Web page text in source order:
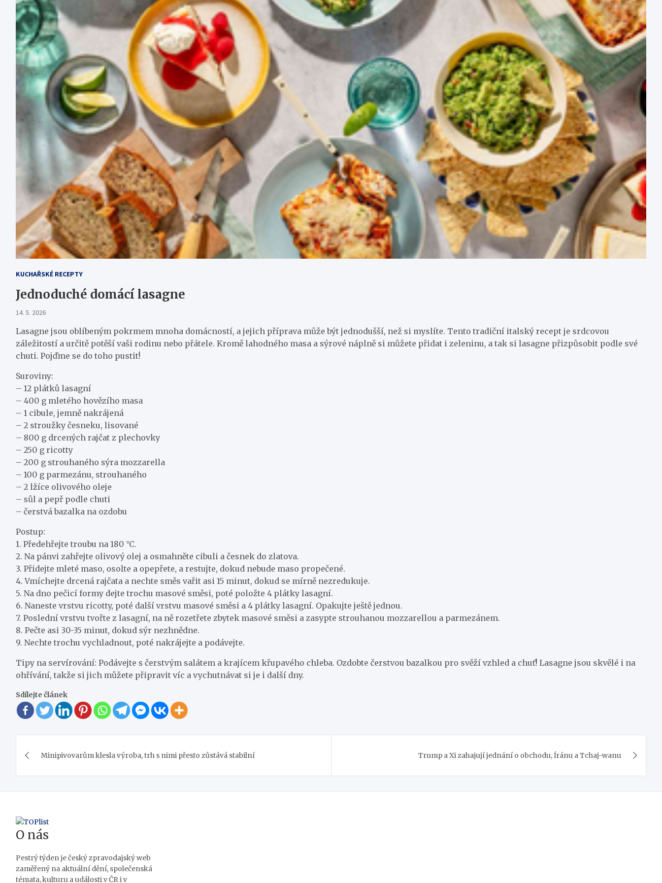
KUCHAŘSKÉ RECEPTY
Jednoduché domácí lasagne
14. 5. 2026
Lasagne jsou oblíbeným pokrmem mnoha domácností, a jejich příprava může být jednodušší, než si myslíte. Tento tradiční italský recept je srdcovou
záležitostí a určitě potěší vaši rodinu nebo přátele. Kromě lahodného masa a sýrové náplně si můžete přidat i zeleninu, a tak si lasagne přizpůsobit podle své
chuti. Pojďme se do toho pustit!
Suroviny:
– 12 plátků lasagní
– 400 g mletého hovězího masa
– 1 cibule, jemně nakrájená
– 2 stroužky česneku, lisované
– 800 g drcených rajčat z plechovky
– 250 g ricotty
– 200 g strouhaného sýra mozzarella
– 100 g parmezánu, strouhaného
– 2 lžíce olivového oleje
– sůl a pepř podle chuti
– čerstvá bazalka na ozdobu
Postup:
1. Předehřejte troubu na 180 °C.
2. Na pánvi zahřejte olivový olej a osmahněte cibuli a česnek do zlatova.
3. Přidejte mleté maso, osolte a opepřete, a restujte, dokud nebude maso propečené.
4. Vmíchejte drcená rajčata a nechte směs vařit asi 15 minut, dokud se mírně nezredukuje.
5. Na dno pečicí formy dejte trochu masové směsi, poté položte 4 plátky lasagní.
6. Naneste vrstvu ricotty, poté další vrstvu masové směsi a 4 plátky lasagní. Opakujte ještě jednou.
7. Poslední vrstvu tvořte z lasagní, na ně rozetřete zbytek masové směsi a zasypte strouhanou mozzarellou a parmezánem.
8. Pečte asi 30-35 minut, dokud sýr nezhnědne.
9. Nechte trochu vychladnout, poté nakrájejte a podávejte.
Tipy na servírování: Podávejte s čerstvým salátem a krajícem křupavého chleba. Ozdobte čerstvou bazalkou pro svěží vzhled a chuť! Lasagne jsou skvělé i na
ohřívání, takže si jich můžete připravit víc a vychutnávat si je i další dny.
Sdílejte článek
pro
Minipivovarům klesla výroba, trh s nimi přesto zůstává stabilní Trump a Xi zahajují jednání o obchodu, Íránu a Tchaj-wanu
O nás
Pestrý týden je český zpravodajský web
zaměřený na aktuální dění, společenská
témata, kulturu a události v ČR i v